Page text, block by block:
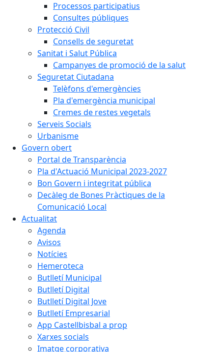
Processos participatius
Consultes públiques
Protecció Civil
Consells de seguretat
Sanitat i Salut Pública
Campanyes de promoció de la salut
Seguretat Ciutadana
Telèfons d'emergències
Pla d'emergència municipal
Cremes de restes vegetals
Serveis Socials
Urbanisme
Govern obert
Portal de Transparència
Pla d'Actuació Municipal 2023-2027
Bon Govern i integritat pública
Decàleg de Bones Pràctiques de la
Comunicació Local
Actualitat
Agenda
Avisos
Notícies
Hemeroteca
Butlletí Municipal
Butlletí Digital
Butlletí Digital Jove
Butlletí Empresarial
App Castellbisbal a prop
Xarxes socials
Imatge corporativa